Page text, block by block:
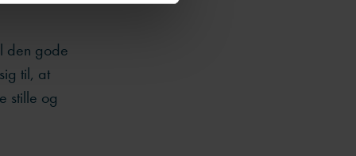
den gode
til, at
stille og